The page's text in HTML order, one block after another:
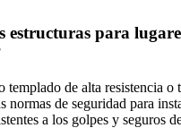
estructuras para
templado de alta resistencia o
normas de seguridad para
a los golpes y seguros